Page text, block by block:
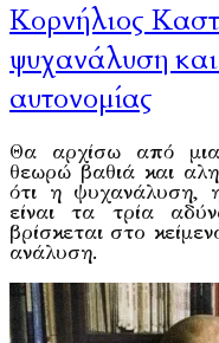
Κορνήλιος
ψυχανάλυση
αυτονομίας
Θα αρχίσω από
θεωρώ βαθιά και
ότι η ψυχανάλυση,
είναι τα τρία
βρίσκεται στο
ανάλυση.